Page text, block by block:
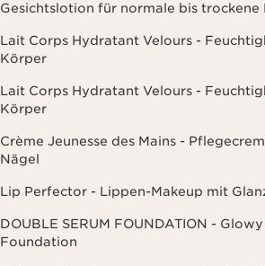
Gesichtslotion für normale bis trockene
Lait Corps Hydratant Velours -
Körper
Lait Corps Hydratant Velours -
Körper
Crème Jeunesse des Mains -
Nägel
Lip Perfector - Lippen-Makeup mit
DOUBLE SERUM FOUNDATION -
Foundation